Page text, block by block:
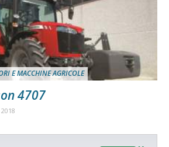
E MACCHINE AGRICOLE
4707